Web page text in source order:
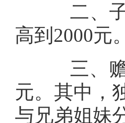
二、子
高到2000元
三、赡
元。其中，
与兄弟姐妹